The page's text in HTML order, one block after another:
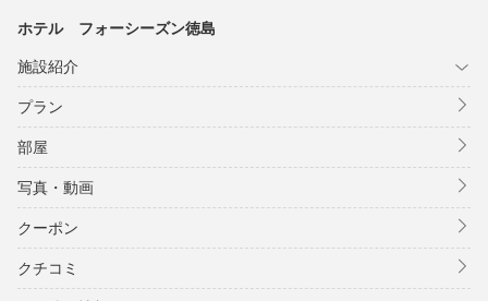
ホテル フォーシーズン徳島
施設紹介
プラン
部屋
写真・動画
クーポン
クチコミ